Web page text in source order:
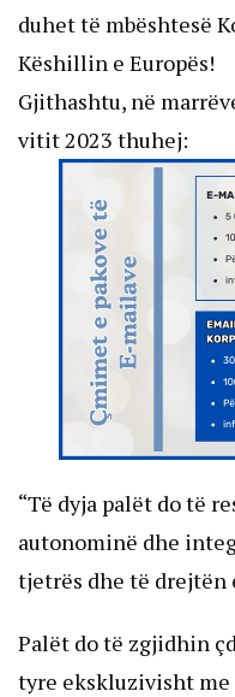
duhet të mbështesë
Këshillin e Europës!
Gjithashtu, në
vitit 2023 thuhej:
“Të dyja palët do të
autonominë dhe
tjetrës dhe të drejtën
Palët do të zgjidhin
tyre ekskluzivisht me